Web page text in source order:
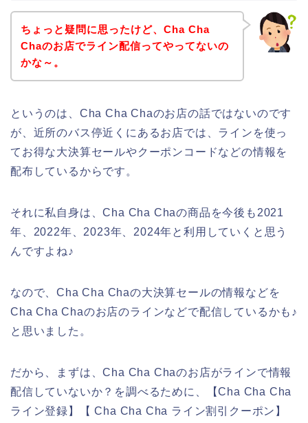
ちょっと疑問に思ったけど、Cha Cha
Chaのお店でライン配信ってやってないの
かな～。
というのは、Cha Cha Chaのお店の話ではないのです
が、近所のバス停近くにあるお店では、ラインを使っ
てお得な大決算セールやクーポンコードなどの情報を
配布しているからです。
それに私自身は、Cha Cha Chaの商品を今後も2021
年、2022年、2023年、2024年と利用していくと思う
んですよね♪
なので、Cha Cha Chaの大決算セールの情報などを
Cha Cha Chaのお店のラインなどで配信しているかも♪
と思いました。
だから、まずは、Cha Cha Chaのお店がラインで情報
配信していないか？を調べるために、【Cha Cha Cha
ライン登録】【 Cha Cha Cha ライン割引クーポン】